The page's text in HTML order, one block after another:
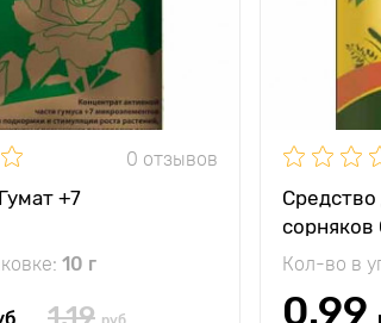
0 отзывов
+7
10 г
1.19
сорняков
Кол-во в
0.99